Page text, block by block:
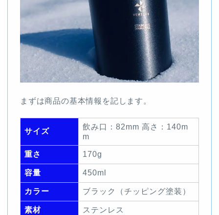
まずは商品の基本情報を記します。
サイズ
飲み口：82mm 高さ：140m
m
重さ 170g
容量 450ml
カラー ブラック（チッピング塗装）
素材 ステンレス